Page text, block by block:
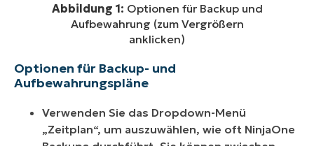
Abbildung 1: Optionen für Backup und
Aufbewahrung (zum Vergrößern
anklicken)
Optionen für Backup- und
Aufbewahrungspläne
Verwenden Sie das Dropdown-Menü
„Zeitplan“, um auszuwählen, wie oft NinjaOne